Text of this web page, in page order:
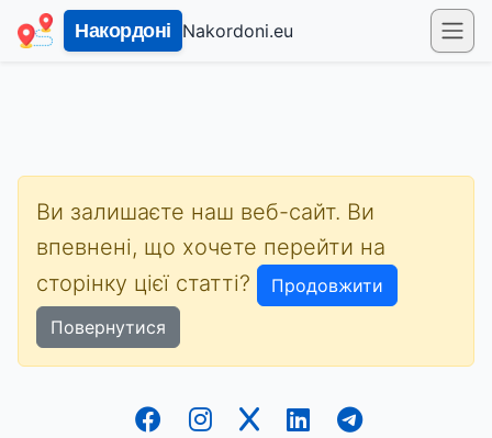
Накордоні Nakordoni.eu
Ви залишаєте наш веб-сайт. Ви
впевнені, що хочете перейти на
сторінку цієї статті?
Продовжити
Повернутися